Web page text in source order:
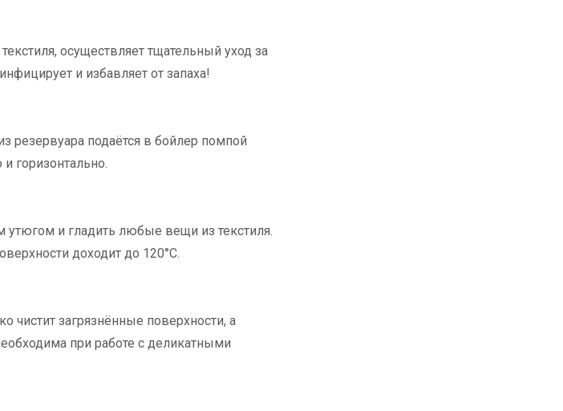
осуществляет тщательный уход за
и избавляет от запаха!
резервуара подаётся в бойлер помпой
горизонтально.
и гладить любые вещи из текстиля.
доходит до 120°С.
чистит загрязнённые поверхности, а
при работе с деликатными